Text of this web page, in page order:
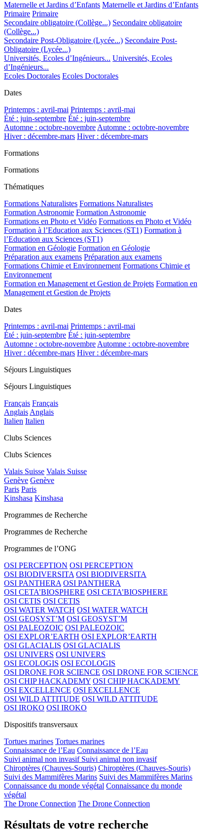
Maternelle et Jardins d’Enfants Maternelle et Jardins d’Enfants
Primaire Primaire
Secondaire obligatoire (Collège...) Secondaire obligatoire
(Collège...)
Secondaire Post-Obligatoire (Lycée...) Secondaire Post-
Obligatoire (Lycée...)
Universités, Ecoles d’Ingénieurs... Universités, Ecoles
d’Ingénieurs...
Ecoles Doctorales Ecoles Doctorales
Dates
Printemps : avril-mai Printemps : avril-mai
Été : juin-septembre Été : juin-septembre
Automne : octobre-novembreAutomne : octobre-novembre
Hiver : décembre-mars Hiver : décembre-mars
Formations
Formations
Thématiques
Formations Naturalistes Formations Naturalistes
Formation Astronomie Formation Astronomie
Formations en Photo et Vidéo Formations en Photo et Vidéo
Formation à l’Education aux Sciences (ST1) Formation à
l’Education aux Sciences (ST1)
Formation en Géologie Formation en Géologie
Préparation aux examens Préparation aux examens
Formations Chimie et Environnement Formations Chimie et
Environnement
Formation en Management et Gestion de Projets Formation en
Management et Gestion de Projets
Dates
Printemps : avril-mai Printemps : avril-mai
Été : juin-septembre Été : juin-septembre
Automne : octobre-novembreAutomne : octobre-novembre
Hiver : décembre-mars Hiver : décembre-mars
Séjours Linguistiques
Séjours Linguistiques
Français Français
AnglaisAnglais
Italien Italien
Clubs Sciences
Clubs Sciences
Valais Suisse Valais Suisse
Genève Genève
Paris Paris
Kinshasa Kinshasa
Programmes de Recherche
Programmes de Recherche
Programmes de l’ONG
OSI PERCEPTION OSI PERCEPTION
OSI BIODIVERSITA OSI BIODIVERSITA
OSI PANTHERA OSI PANTHERA
OSI CETA’BIOSPHERE OSI CETA’BIOSPHERE
OSI CETIS OSI CETIS
OSI WATER WATCH OSI WATER WATCH
OSI GEOSYST’M OSI GEOSYST’M
OSI PALEOZOIC OSI PALEOZOIC
OSI EXPLOR’EARTH OSI EXPLOR’EARTH
OSI GLACIALIS OSI GLACIALIS
OSI UNIVERS OSI UNIVERS
OSI ECOLOGIS OSI ECOLOGIS
OSI DRONE FOR SCIENCE OSI DRONE FOR SCIENCE
OSI CHIP HACKADEMY OSI CHIP HACKADEMY
OSI EXCELLENCE OSI EXCELLENCE
OSI WILD ATTITUDE OSI WILD ATTITUDE
OSI IROKO OSI IROKO
Dispositifs transversaux
Tortues marines Tortues marines
Connaissance de l’Eau Connaissance de l’Eau
Suivi animal non invasif Suivi animal non invasif
Chiroptères (Chauves-Souris) Chiroptères (Chauves-Souris)
Suivi des Mammifères Marins Suivi des Mammifères Marins
Connaissance du monde végétal Connaissance du monde
végétal
The Drone Connection The Drone Connection
Résultats de votre recherche